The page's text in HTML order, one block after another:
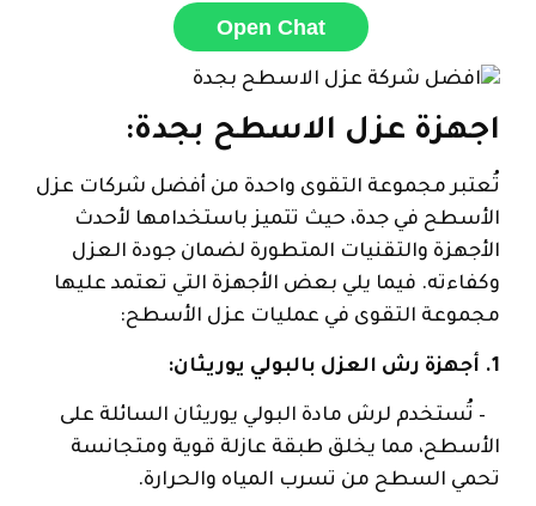
Open Chat
اجهزة عزل الاسطح بجدة:
تُعتبر مجموعة التقوى واحدة من أفضل شركات عزل
الأسطح في جدة، حيث تتميز باستخدامها لأحدث
الأجهزة والتقنيات المتطورة لضمان جودة العزل
وكفاءته. فيما يلي بعض الأجهزة التي تعتمد عليها
مجموعة التقوى في عمليات عزل الأسطح:
1. أجهزة رش العزل بالبولي يوريثان:
– تُستخدم لرش مادة البولي يوريثان السائلة على
الأسطح، مما يخلق طبقة عازلة قوية ومتجانسة
تحمي السطح من تسرب المياه والحرارة.